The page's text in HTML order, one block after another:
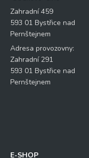
Kontrolní otázka
3
+
1
Zahradní 459
593 01 Bystřice nad
Pernštejnem
Adresa provozovny:
Zahradní 291
593 01 Bystřice nad
Pernštejnem
E-SHOP